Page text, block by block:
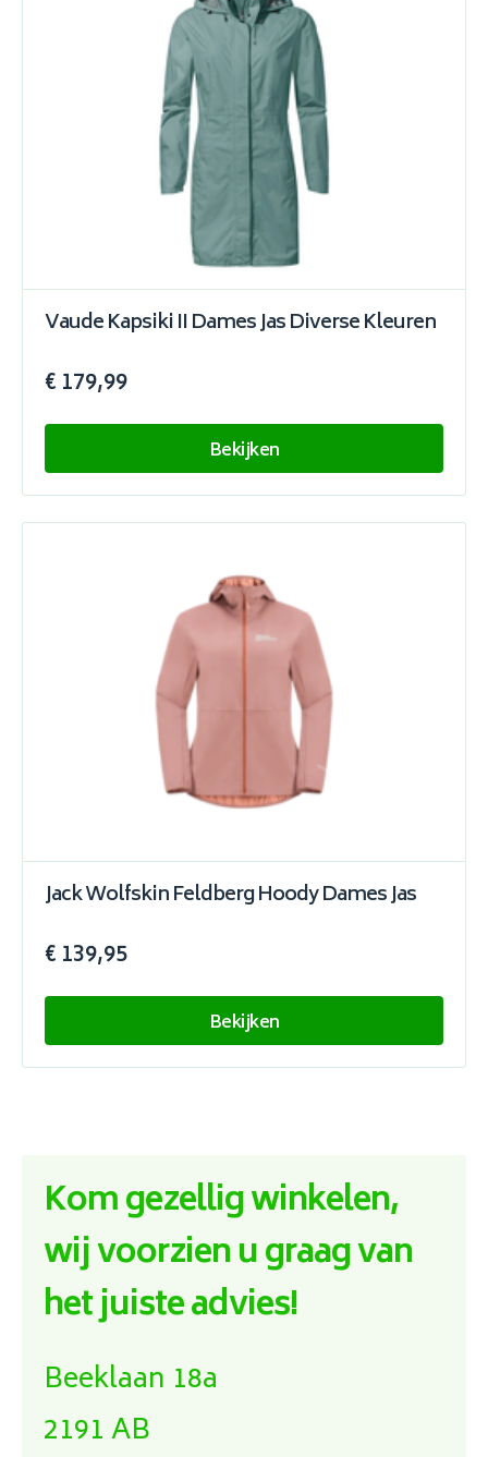
Vaude Kapsiki II Dames Jas Diverse Kleuren
€ 179,99
Bekijken
Jack Wolfskin Feldberg Hoody Dames Jas
€ 139,95
Bekijken
Kom gezellig winkelen,
wij voorzien u graag van
het juiste advies!
Beeklaan 18a
2191 AB